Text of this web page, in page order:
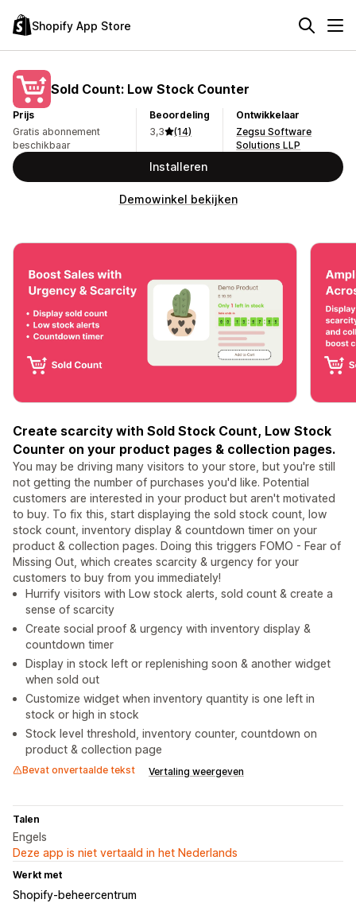
Shopify App Store
Sold Count: Low Stock Counter
Prijs
Gratis abonnement
beschikbaar
Beoordeling
3,3
(14)
Ontwikkelaar
Zegsu Software
Solutions LLP
Installeren
Demowinkel bekijken
Create scarcity with Sold Stock Count, Low Stock
Counter on your product pages & collection pages.
You may be driving many visitors to your store, but you're still
not getting the number of purchases you'd like. Potential
customers are interested in your product but aren't motivated
to buy. To fix this, start displaying the sold stock count, low
stock count, inventory display & countdown timer on your
product & collection pages. Doing this triggers FOMO - Fear of
Missing Out, which creates scarcity & urgency for your
customers to buy from you immediately!
Hurrify visitors with Low stock alerts, sold count & create a
sense of scarcity
Create social proof & urgency with inventory display &
countdown timer
Display in stock left or replenishing soon & another widget
when sold out
Customize widget when inventory quantity is one left in
stock or high in stock
Stock level threshold, inventory counter, countdown on
product & collection page
Bevat onvertaalde tekst Vertaling weergeven
Talen
Engels
Deze app is niet vertaald in het Nederlands
Werkt met
Shopify-beheercentrum